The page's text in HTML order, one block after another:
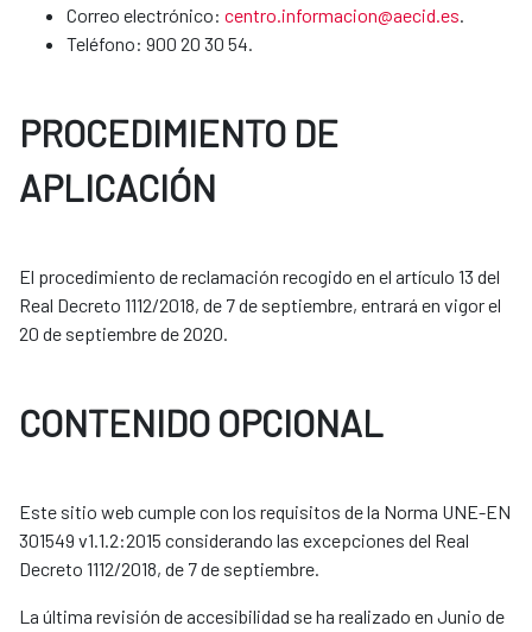
Correo electrónico: centro.informacion@aecid.es.
Teléfono: 900 20 30 54.
PROCEDIMIENTO DE
APLICACIÓN
El procedimiento de reclamación recogido en el artículo 13 del
Real Decreto 1112/2018, de 7 de septiembre, entrará en vigor el
20 de septiembre de 2020.
CONTENIDO OPCIONAL
Este sitio web cumple con los requisitos de la Norma UNE-EN
301549 v1.1.2:2015 considerando las excepciones del Real
Decreto 1112/2018, de 7 de septiembre.
La última revisión de accesibilidad se ha realizado en Junio de